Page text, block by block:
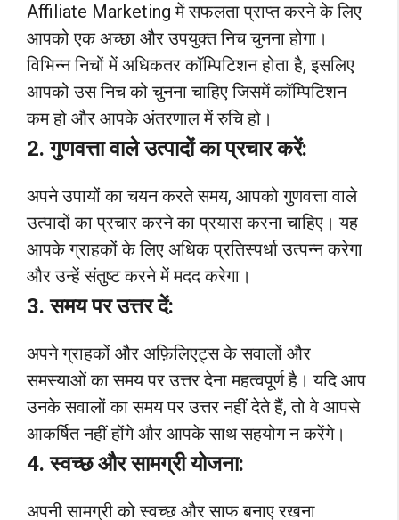
Affiliate Marketing में सफलता प्राप्त करने के लिए
आपको एक अच्छा और उपयुक्त निच चुनना होगा।
विभिन्न निचों में अधिकतर कॉम्पिटिशन होता है, इसलिए
आपको उस निच को चुनना चाहिए जिसमें कॉम्पिटिशन
कम हो और आपके अंतरणाल में रुचि हो।
2. गुणवत्ता वाले उत्पादों का प्रचार करें:
अपने उपायों का चयन करते समय, आपको गुणवत्ता वाले
उत्पादों का प्रचार करने का प्रयास करना चाहिए। यह
आपके ग्राहकों के लिए अधिक प्रतिस्पर्धा उत्पन्न करेगा
और उन्हें संतुष्ट करने में मदद करेगा।
3. समय पर उत्तर दें:
अपने ग्राहकों और अफ़िलिएट्स के सवालों और
समस्याओं का समय पर उत्तर देना महत्वपूर्ण है। यदि आप
उनके सवालों का समय पर उत्तर नहीं देते हैं, तो वे आपसे
आकर्षित नहीं होंगे और आपके साथ सहयोग न करेंगे।
4. स्वच्छ और सामग्री योजना:
अपनी सामग्री को स्वच्छ और साफ बनाए रखना